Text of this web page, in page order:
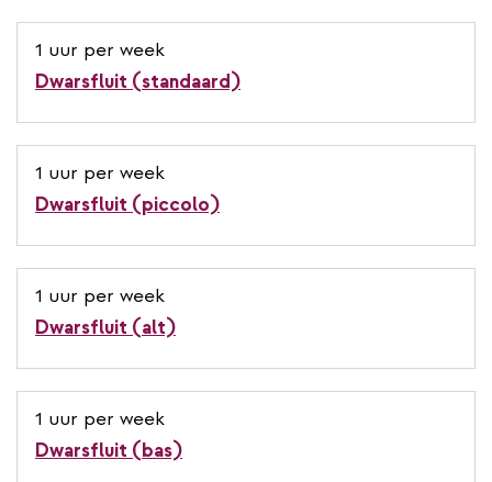
1 uur per week
Dwarsfluit (standaard)
1 uur per week
Dwarsfluit (piccolo)
1 uur per week
Dwarsfluit (alt)
1 uur per week
Dwarsfluit (bas)